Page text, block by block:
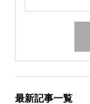
最新記事一覧